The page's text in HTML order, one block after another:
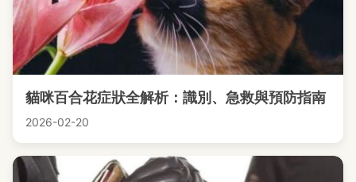
貓咪百合花症狀全解析：識別、急救與預防指南
2026-02-20